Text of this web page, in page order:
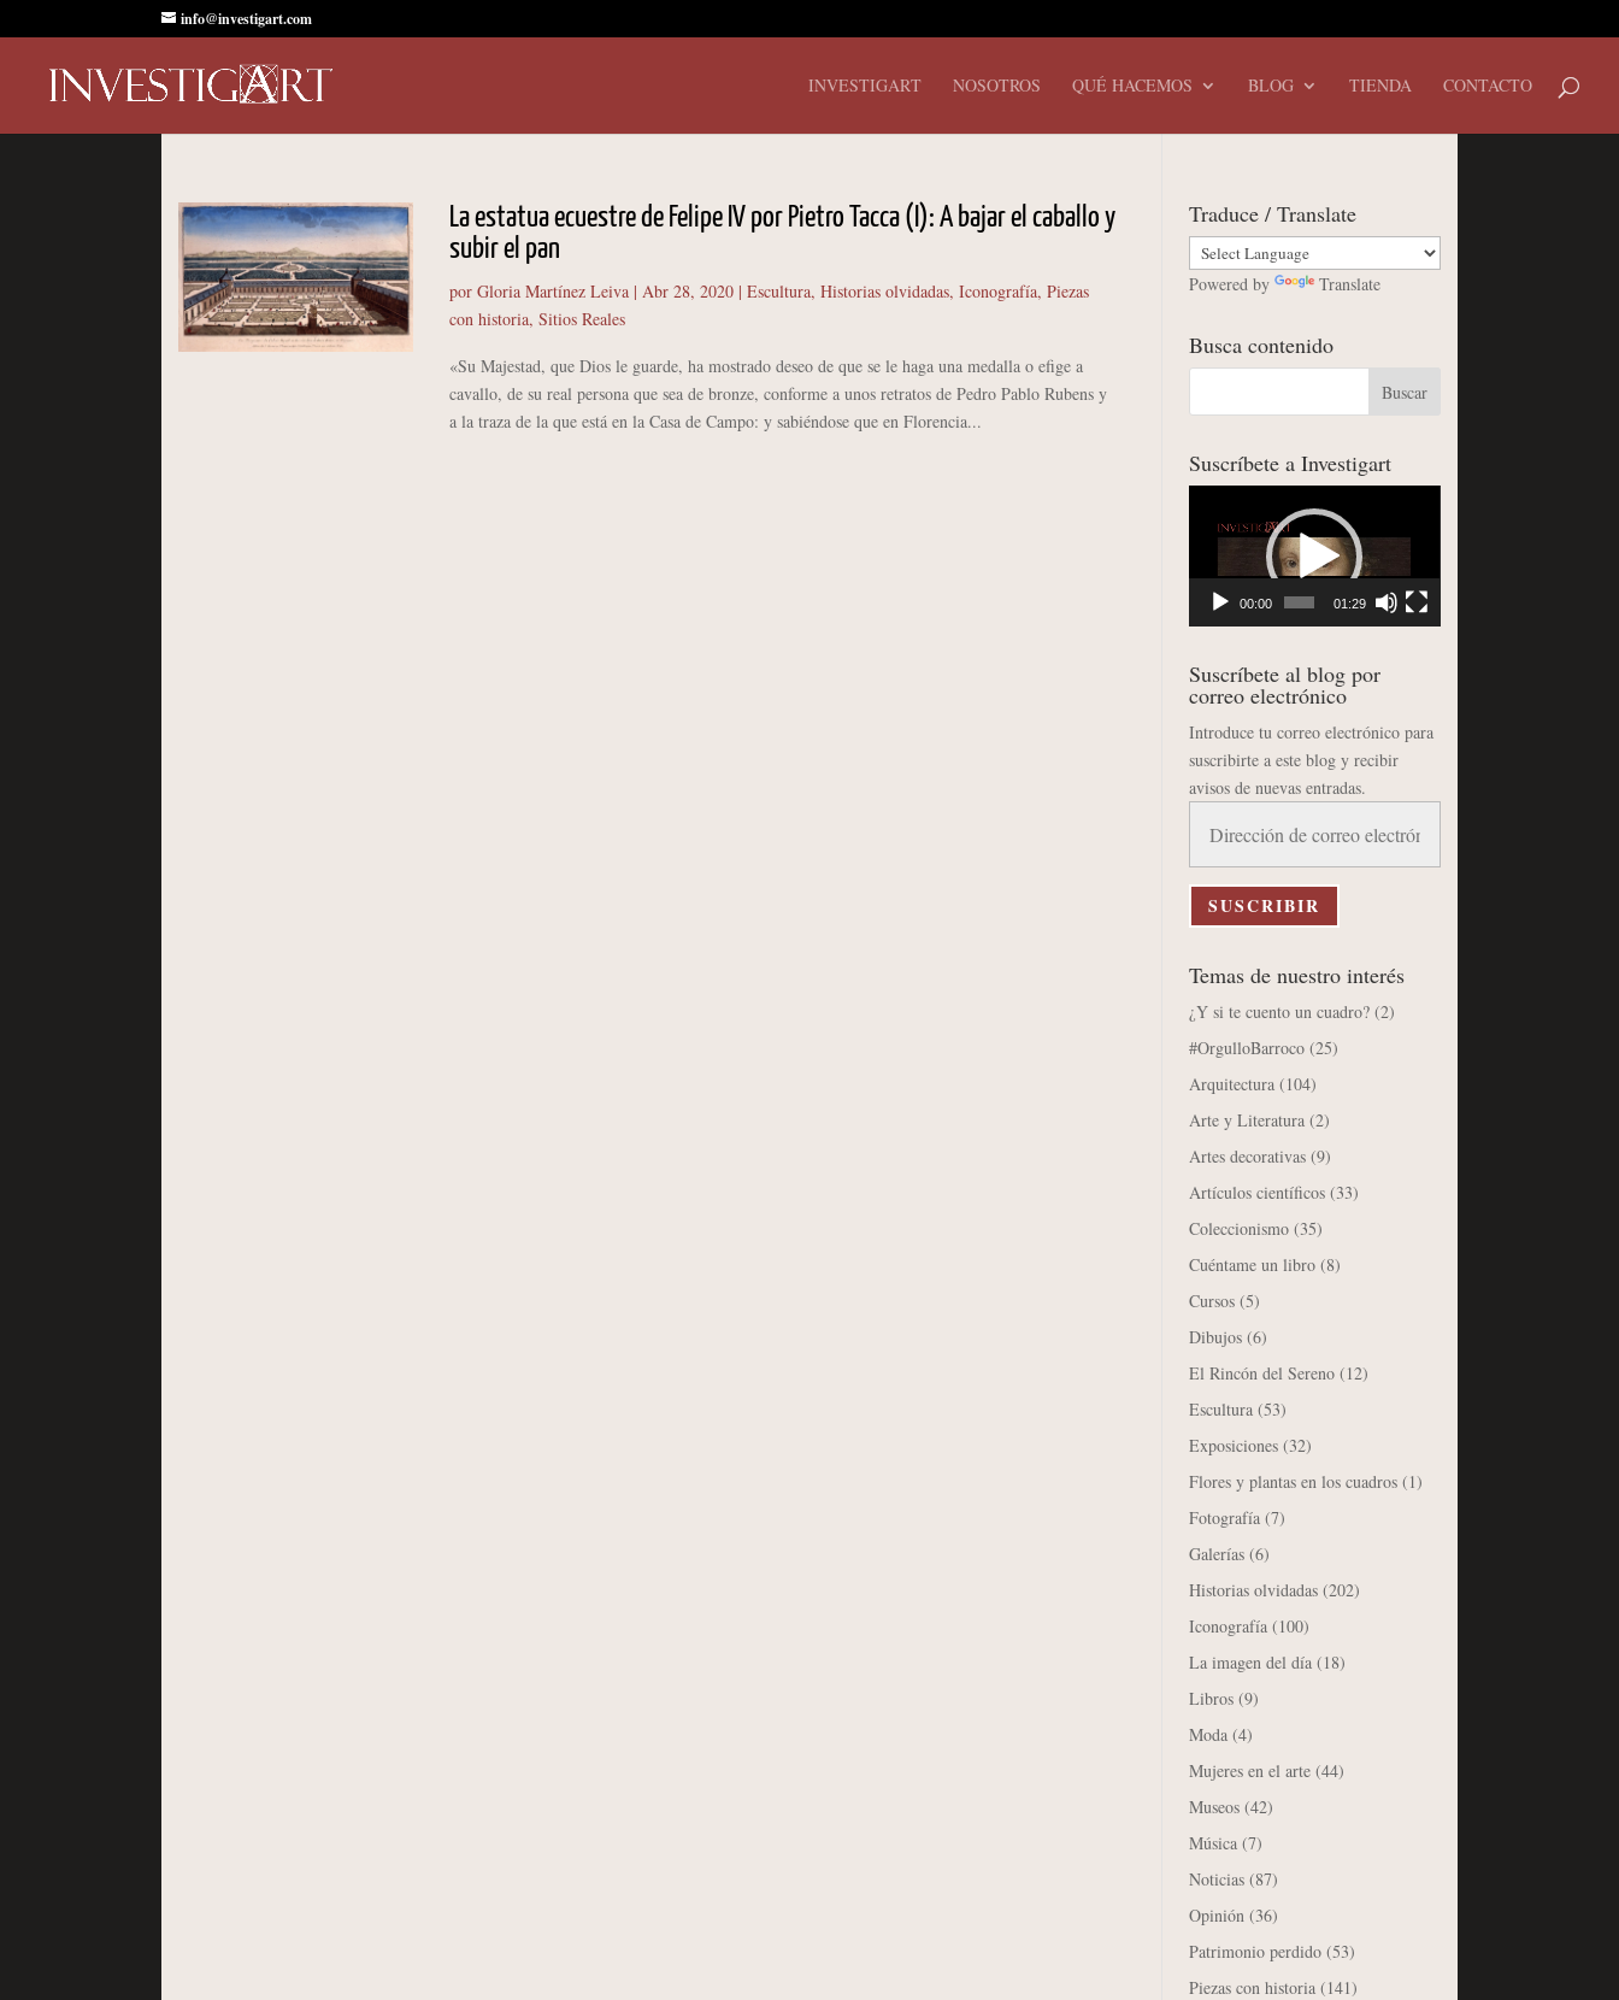
info@investigart.com
INVESTIGART NOSOTROS QUÉ HACEMOS BLOG TIENDA CONTACTO
La estatua ecuestre de Felipe IV por Pietro Tacca (I): A bajar el caballo y
subir el pan
por Gloria Martínez Leiva| Abr 28, 2020| Escultura, Historias olvidadas, Iconografía, Piezas
con historia, Sitios Reales
«Su Majestad, que Dios le guarde, ha mostrado deseo de que se le haga una medalla o efige a
cavallo, de su real persona que sea de bronze, conforme a unos retratos de Pedro Pablo Rubens y
a la traza de la que está en la Casa de Campo: y sabiéndose que en Florencia...
Traduce / Translate
Powered by Translate
Busca contenido
Suscríbete a Investigart
00:00 01:29
Suscríbete al blog por
correo electrónico
Introduce tu correo electrónico para
suscribirte a este blog y recibir
avisos de nuevas entradas.
correo
electrónico
SUSCRIBIR
Temas de nuestro interés
¿Y si te cuento un cuadro? (2)
#OrgulloBarroco (25)
Arquitectura (104)
Arte y Literatura (2)
Artes decorativas (9)
Artículos científicos (33)
Coleccionismo (35)
Cuéntame un libro (8)
Cursos (5)
Dibujos (6)
El Rincón del Sereno (12)
Escultura (53)
Exposiciones (32)
Flores y plantas en los cuadros (1)
Fotografía (7)
Galerías (6)
Historias olvidadas (202)
Iconografía (100)
La imagen del día (18)
Libros (9)
Moda (4)
Mujeres en el arte (44)
Museos (42)
Música (7)
Noticias (87)
Opinión (36)
Patrimonio perdido (53)
Piezas con historia (141)